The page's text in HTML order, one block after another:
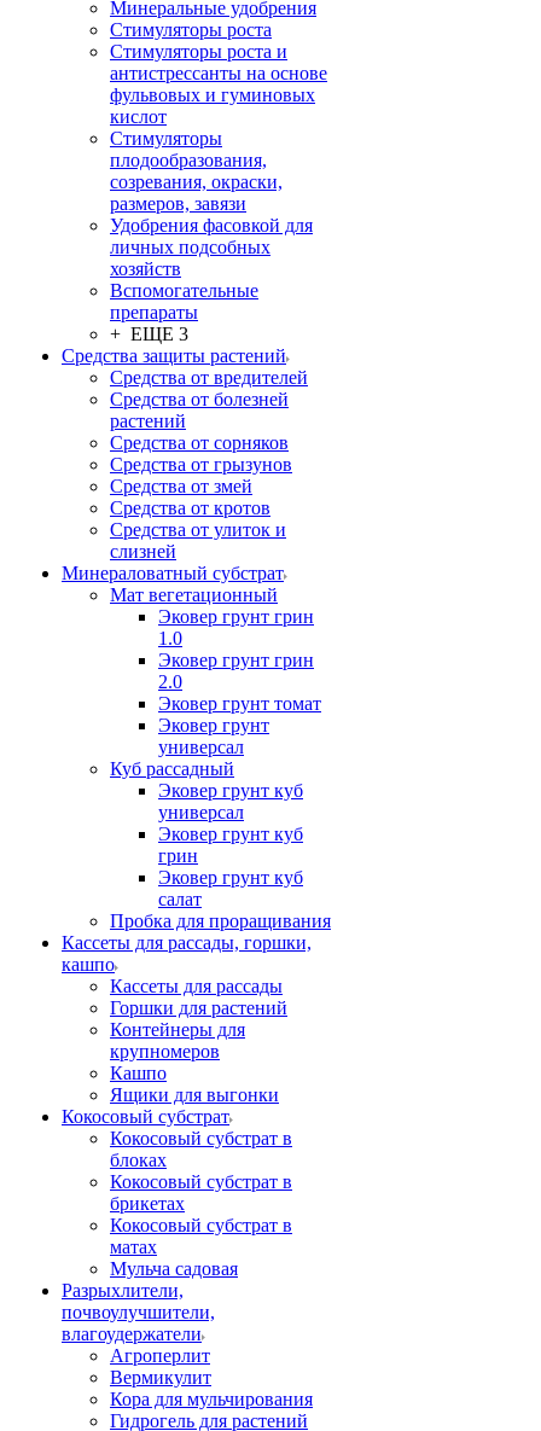
Минеральные удобрения
Стимуляторы роста
Стимуляторы роста и
антистрессанты на основе
фульвовых и гуминовых
кислот
Стимуляторы
плодообразования,
созревания, окраски,
размеров, завязи
Удобрения фасовкой для
личных подсобных
хозяйств
Вспомогательные
препараты
+ ЕЩЕ 3
Средства защиты растений
Средства от вредителей
Средства от болезней
растений
Средства от сорняков
Средства от грызунов
Средства от змей
Средства от кротов
Средства от улиток и
слизней
Минераловатный субстрат
Мат вегетационный
Эковер грунт грин
1.0
Эковер грунт грин
2.0
Эковер грунт томат
Эковер грунт
универсал
Куб рассадный
Эковер грунт куб
универсал
Эковер грунт куб
грин
Эковер грунт куб
салат
Пробка для проращивания
Кассеты для рассады, горшки,
кашпо
Кассеты для рассады
Горшки для растений
Контейнеры для
крупномеров
Кашпо
Ящики для выгонки
Кокосовый субстрат
Кокосовый субстрат в
блоках
Кокосовый субстрат в
брикетах
Кокосовый субстрат в
матах
Мульча садовая
Разрыхлители,
почвоулучшители,
влагоудержатели
Агроперлит
Вермикулит
Кора для мульчирования
Гидрогель для растений